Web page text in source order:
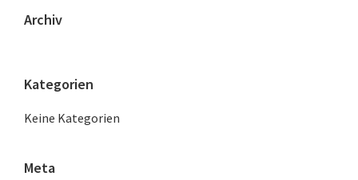
Archiv
Kategorien
Keine Kategorien
Meta